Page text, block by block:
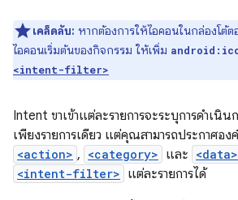
เคล็ดลับ: หากต้องการให้ไอคอนในกล่องโต้
ไอคอนเริ่มต้นของกิจกรรม ให้เพิ่ม
<intent-filter>
Intent ขาเข้าแต่ละรายการจะระบุการดำเนิ
เพียงรายการเดียว แต่คุณสามารถประกาศอง
<action> , <category> และ <data>
<intent-filter> แต่ละรายการได้